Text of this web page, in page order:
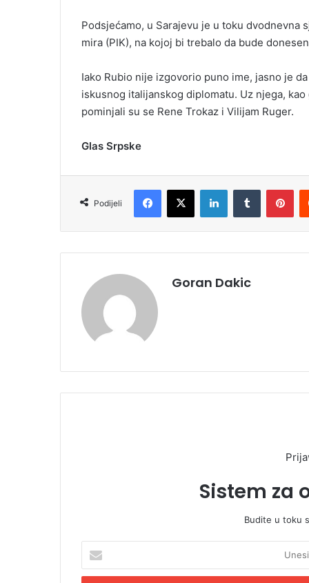
Podsjećamo, u Sarajevu je u toku dvodnevna
mira (PIK), na kojoj bi trebalo da bude
Iako Rubio nije izgovorio puno ime, jasno je
iskusnog italijanskog diplomatu. Uz njega,
pominjali su se Rene Trokaz i Vilijam Ruger.
Glas Srpske
Podijeli
Goran Dakic
Sistem za
Budite u toku
e